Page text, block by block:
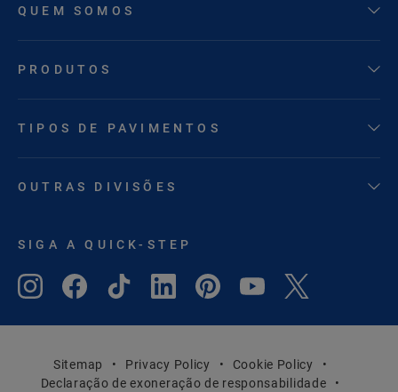
QUEM SOMOS
PRODUTOS
TIPOS DE PAVIMENTOS
OUTRAS DIVISÕES
SIGA A QUICK-STEP
Sitemap Privacy Policy
Cookie Policy
Declaração de exoneração de responsabilidade